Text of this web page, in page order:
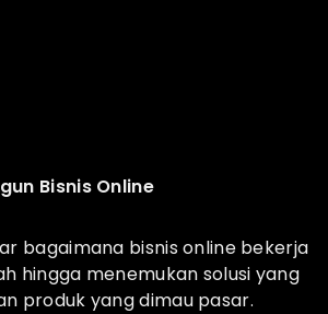
Bisnis Online
bagaimana bisnis online bekerja
hingga menemukan solusi yang
produk yang dimau pasar.